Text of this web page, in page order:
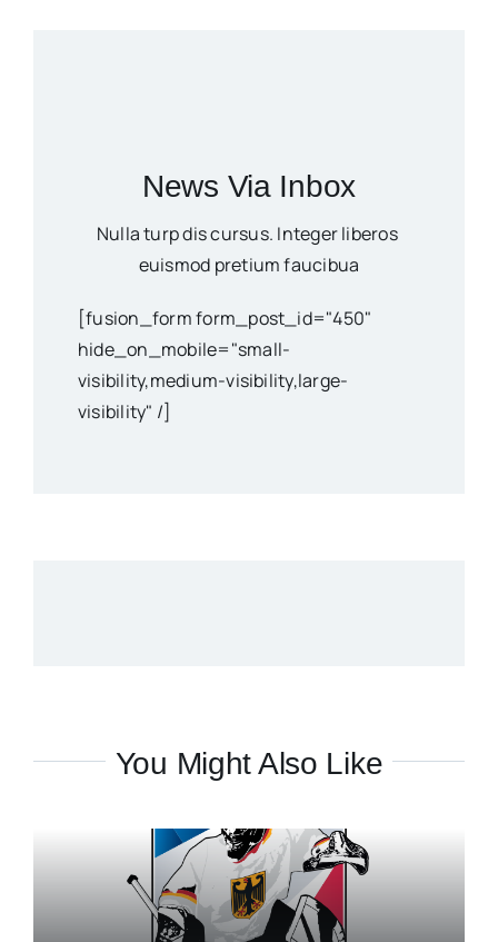
News Via Inbox
Nulla turp dis cursus. Integer liberos
euismod pretium faucibua
[fusion_form form_post_id="450"
hide_on_mobile="small-
visibility,medium-visibility,large-
visibility" /]
You Might Also Like